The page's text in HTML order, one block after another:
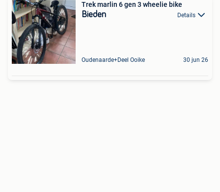
Trek marlin 6 gen 3 wheelie bike
Bieden Details
Oudenaarde+Deel Ooike 30 jun 26